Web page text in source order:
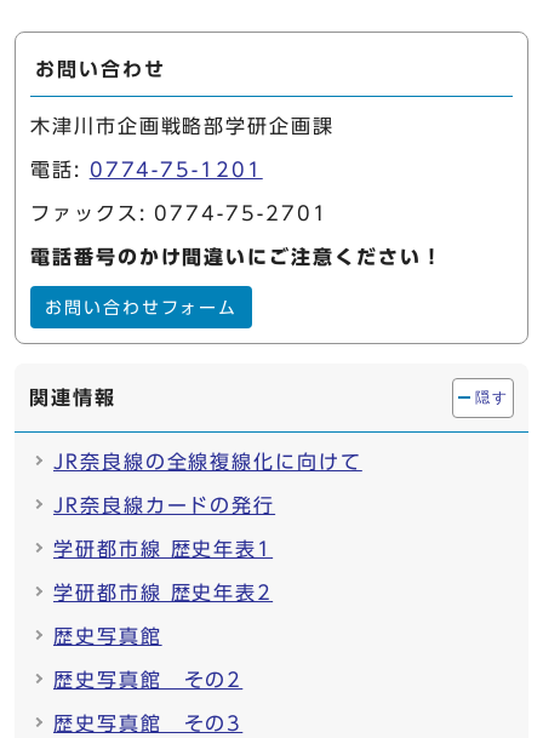
お問い合わせ
木津川市企画戦略部学研企画課
電話: 0774-75-1201
ファックス: 0774-75-2701
電話番号のかけ間違いにご注意ください！
お問い合わせフォーム
関連情報 隠す
JR奈良線の全線複線化に向けて
JR奈良線カードの発行
学研都市線 歴史年表1
学研都市線 歴史年表2
歴史写真館
歴史写真館 その2
歴史写真館 その3